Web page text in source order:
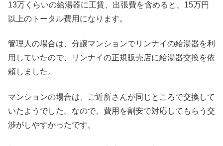
13万くらいの給湯器に工賃、出張費を含めると、15万円
以上のトータル費用になります。
管理人の場合は、分譲マンションでリンナイの給湯器を利
用していたので、リンナイの正規販売店に給湯器交換を依
頼しました。
マンションの場合は、ご近所さんが同じところで交換して
いたようでした。なので、費用を割安で対応してもらう交
渉がしやすかったです。